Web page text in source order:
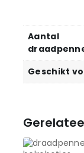
Aantal
Geschikt